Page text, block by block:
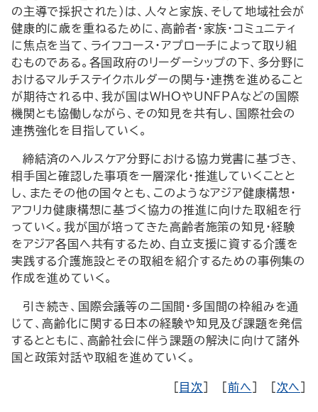
の主導で採択された）は、人々と家族、そして地域社会が
健康的に歳を重ねるために、高齢者・家族・コミュニティ
に焦点を当て、ライフコース・アプローチによって取り組
むものである。各国政府のリーダーシップの下、多分野に
おけるマルチステイクホルダーの関与・連携を進めること
が期待される中、我が国はWHOやUNFPAなどの国際
機関とも協働しながら、その知見を共有し、国際社会の
連携強化を目指していく。
締結済のヘルスケア分野における協力覚書に基づき、
相手国と確認した事項を一層深化・推進していくことと
し、またその他の国々とも、このようなアジア健康構想・
アフリカ健康構想に基づく協力の推進に向けた取組を行
っていく。我が国が培ってきた高齢者施策の知見・経験
をアジア各国へ共有するため、自立支援に資する介護を
実践する介護施設とその取組を紹介するための事例集の
作成を進めていく。
引き続き、国際会議等の二国間・多国間の枠組みを通
じて、高齢化に関する日本の経験や知見及び課題を発信
するとともに、高齢社会に伴う課題の解決に向けて諸外
国と政策対話や取組を進めていく。
目次 前へ 次へ